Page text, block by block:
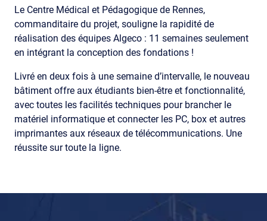
Le Centre Médical et Pédagogique de Rennes,
commanditaire du projet, souligne la rapidité de
réalisation des équipes Algeco : 11 semaines seulement
en intégrant la conception des fondations !
Livré en deux fois à une semaine d’intervalle, le nouveau
bâtiment offre aux étudiants bien-être et fonctionnalité,
avec toutes les facilités techniques pour brancher le
matériel informatique et connecter les PC, box et autres
imprimantes aux réseaux de télécommunications. Une
réussite sur toute la ligne.